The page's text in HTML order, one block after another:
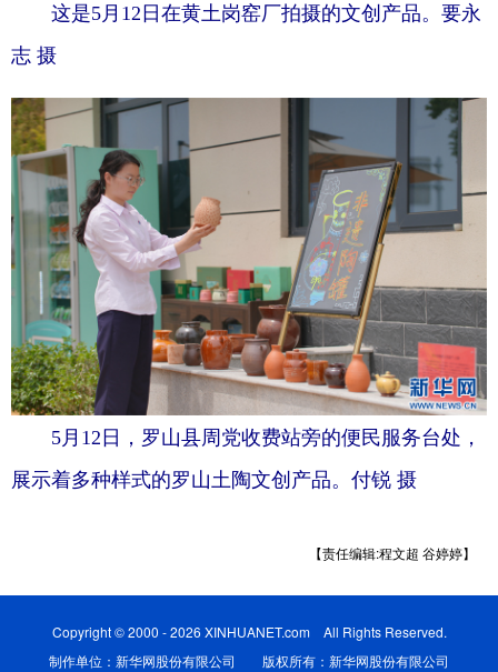
这是5月12日在黄土岗窑厂拍摄的文创产品。要永
志 摄
5月12日，罗山县周党收费站旁的便民服务台处，
展示着多种样式的罗山土陶文创产品。付锐 摄
【责任编辑:程文超 谷婷婷】
Copyright © 2000 - 2026 XINHUANET.com All Rights Reserved.
制作单位：新华网股份有限公司 版权所有：新华网股份有限公司